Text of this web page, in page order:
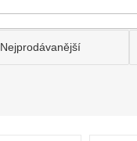
Nejprodávanější